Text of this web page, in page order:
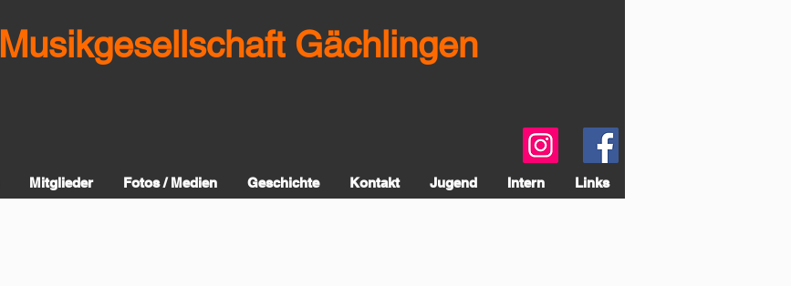
Musikgesellschaft Gächlingen
Mitglieder Fotos / Medien Geschichte Kontakt Jugend Intern Links